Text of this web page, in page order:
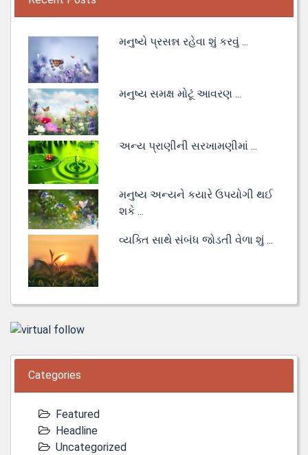
મનુષ્યે પ્રસન્ન રહેવા શું કરવું ...
મનુષ્ય સમક્ષ મોટૂં આવરણ ...
અન્ય પ્રાણીની સરખામણીમાં ...
મનુષ્ય અન્યને કયારે ઉપયોગી થઈ
શકે ...
વ્યક્તિ સાથે સંબંધ જોડતી વેળા શું ...
Categories
Featured
Headline
Uncategorized